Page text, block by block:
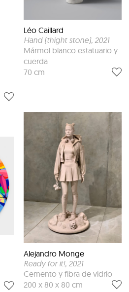
Léo Caillard
Hand (thight stone), 2021
Mármol blanco estatuario y
cuerda
70 cm
Alejandro Monge
Ready for it!, 2021
Cemento y fibra de vidrio
200 x 80 x 80 cm